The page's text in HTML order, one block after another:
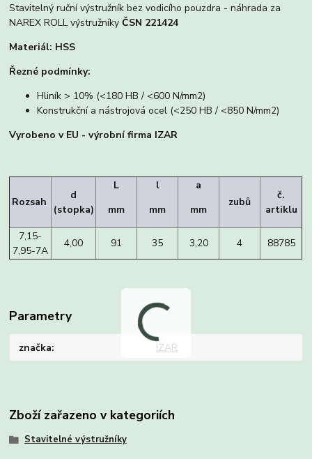
Stavitelný ruční výstružník bez vodicího pouzdra - náhrada za
NAREX ROLL výstružníkyČSN 221424
Materiál: HSS
Řezné podmínky:
Hliník > 10% (<180 HB / <600 N/mm2)
Konstrukční a nástrojová ocel (<250 HB / <850 N/mm2)
Vyrobeno v EU - výrobní firma IZAR
Rozsah
d
(stopka)
L
mm
l
mm
a
mm
zubů
č.
artiklu
7,15-
7,95-7A
4,00 91 35 3,20 4 88785
Parametry
značka IZAR
Zboží zařazeno v kategoriích
Stavitelné výstružníky